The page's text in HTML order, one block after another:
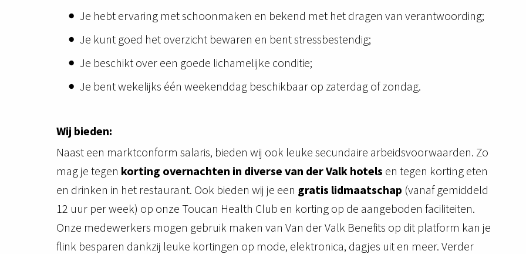
Je hebt ervaring met schoonmaken en bekend met het dragen van verantwoording;
Je kunt goed het overzicht bewaren en bent stressbestendig;
Je beschikt over een goede lichamelijke conditie;
Je bent wekelijks één weekenddag beschikbaar op zaterdag of zondag.
Wij bieden:
Naast een marktconform salaris, bieden wij ook leuke secundaire arbeidsvoorwaarden. Zo
mag je tegen korting overnachten in diverse van der Valk hotels en tegen korting eten
en drinken in het restaurant. Ook bieden wij je een gratis lidmaatschap (vanaf gemiddeld
12 uur per week) op onze Toucan Health Club en korting op de aangeboden faciliteiten.
Onze medewerkers mogen gebruik maken van Van der Valk Benefits op dit platform kan je
flink besparen dankzij leuke kortingen op mode, elektronica, dagjes uit en meer. Verder